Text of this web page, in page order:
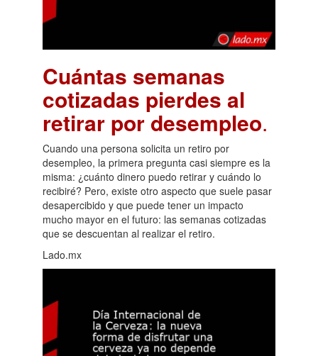
Cuántas semanas
cotizadas pierdes al
retirar por desempleo.
Cuando una persona solicita un retiro por
desempleo, la primera pregunta casi siempre es la
misma: ¿cuánto dinero puedo retirar y cuándo lo
recibiré? Pero, existe otro aspecto que suele pasar
desapercibido y que puede tener un impacto
mucho mayor en el futuro: las semanas cotizadas
que se descuentan al realizar el retiro.
Lado.mx